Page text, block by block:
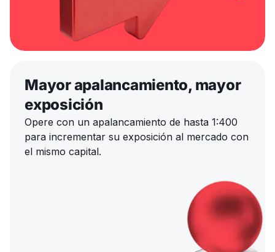
Mayor apalancamiento, mayor
exposición
Opere con un apalancamiento de hasta 1:400
para incrementar su exposición al mercado con
el mismo capital.